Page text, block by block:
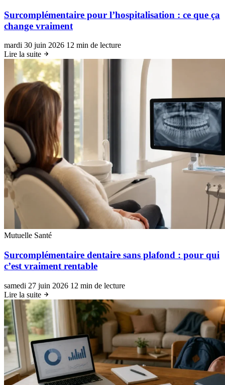
Surcomplémentaire pour l’hospitalisation : ce que ça
change vraiment
mardi 30 juin 2026 12 min de lecture
Lire la suite
Mutuelle Santé
Surcomplémentaire dentaire sans plafond : pour qui
c’est vraiment rentable
samedi 27 juin 2026 12 min de lecture
Lire la suite